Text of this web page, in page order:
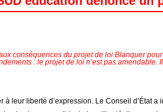
conséquences du projet de loi Blanquer
: le projet de loi n’est pas amendable.
leur liberté d’expression. Le Conseil d’État